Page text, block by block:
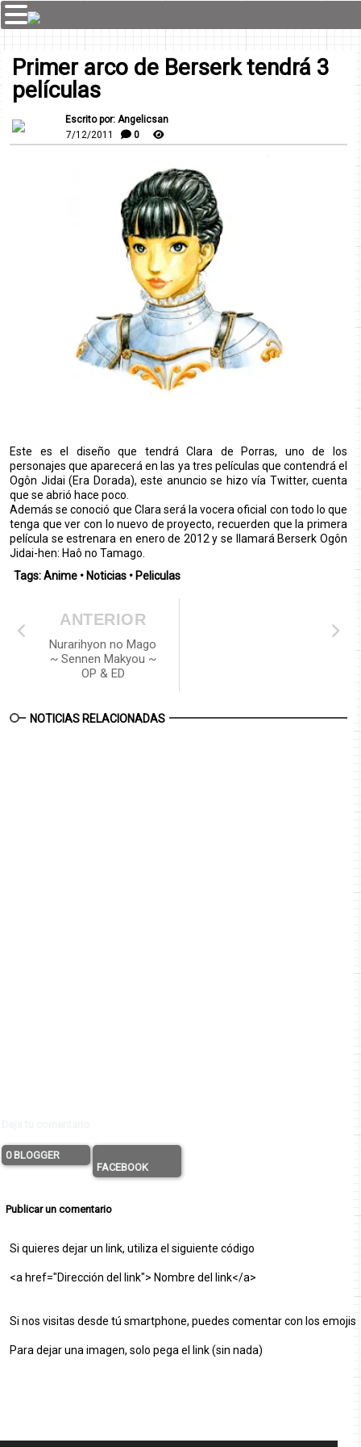
Primer arco de Berserk tendrá 3
películas
Escrito por: Angelicsan
7/12/2011
0
Este es el diseño que tendrá Clara de Porras, uno de los
personajes que aparecerá en las ya tres películas que contendrá el
Ogôn Jidai (Era Dorada), este anuncio se hizo vía Twitter, cuenta
que se abrió hace poco.
Además se conoció que Clara será la vocera oficial con todo lo que
tenga que ver con lo nuevo de proyecto, recuerden que la primera
película se estrenara en enero de 2012 y se llamará Berserk Ogôn
Jidai-hen: Haô no Tamago.
Tags:Anime • Noticias • Peliculas
ANTERIOR
Nurarihyon no Mago
~ Sennen Makyou ~
OP & ED
NOTICIAS RELACIONADAS
0 BLOGGER
FACEBOOK
Publicar un comentario
Si quieres dejar un link, utiliza el siguiente código
<a href="Dirección del link"> Nombre del link</a>
Si nos visitas desde tú smartphone, puedes comentar con los emojis
Para dejar una imagen, solo pega el link (sin nada)